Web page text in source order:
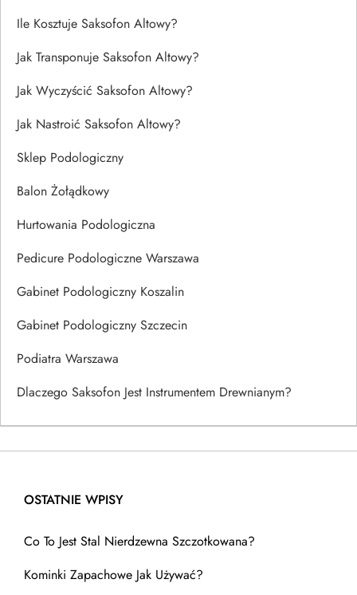
Ile Kosztuje Saksofon Altowy?
Jak Transponuje Saksofon Altowy?
Jak Wyczyścić Saksofon Altowy?
Jak Nastroić Saksofon Altowy?
Sklep Podologiczny
Balon Żołądkowy
Hurtowania Podologiczna
Pedicure Podologiczne Warszawa
Gabinet Podologiczny Koszalin
Gabinet Podologiczny Szczecin
Podiatra Warszawa
Dlaczego Saksofon Jest Instrumentem Drewnianym?
OSTATNIE WPISY
Co To Jest Stal Nierdzewna Szczotkowana?
Kominki Zapachowe Jak Używać?